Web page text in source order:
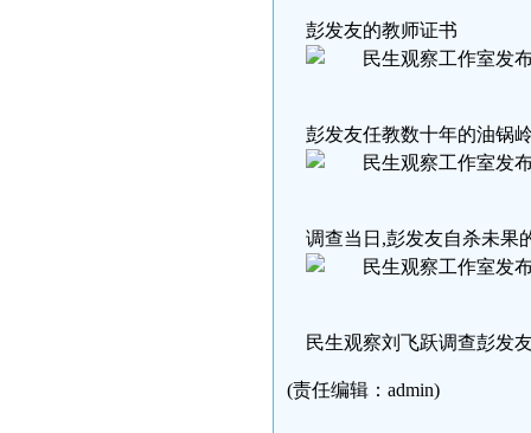
彭发友的教师证书
彭发友任教数十年的油锅
调查当日,彭发友自杀未果
民生观察刘飞跃调查彭发
(责任编辑：admin)